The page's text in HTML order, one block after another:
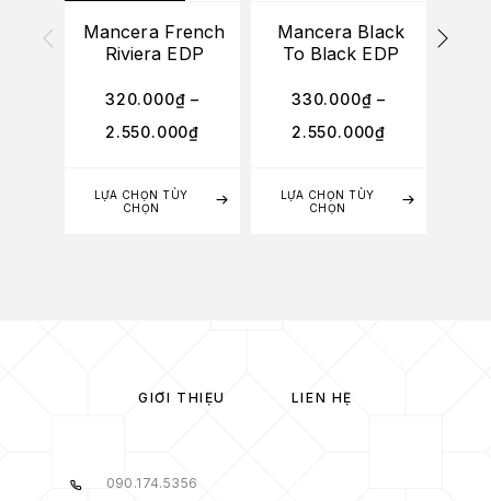
LỰA CHỌN TÙY
CHỌN
Mancera French
Riviera EDP
320.000₫ –
2.550.000₫
LỰA CHỌN TÙY
CHỌN
Mancera Black
To Black EDP
330.000₫ –
2.550.000₫
GIỚI THIỆU LIÊN HỆ
090.174.5356